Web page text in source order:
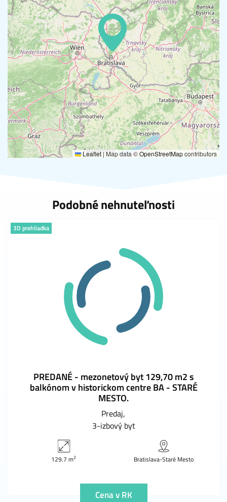
Leaflet |Map data ©OpenStreetMapcontributors
Podobné nehnuteľnosti
3D prehliadka
PREDANÉ - mezonetový byt 129,70 m2 s
balkónom v historickom centre BA - STARÉ
MESTO.
Predaj
3-izbový byt
129.7 m2 Bratislava-Staré Mesto
Cena v RK